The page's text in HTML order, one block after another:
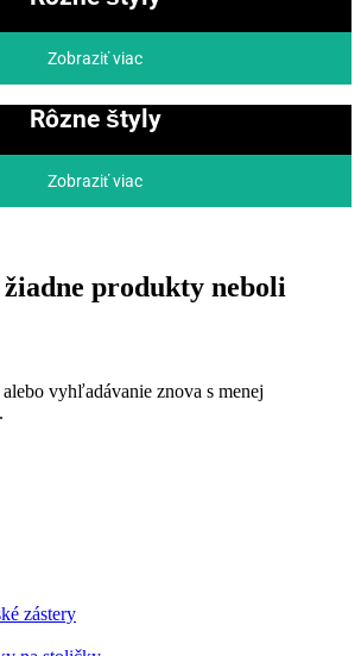
Zobraziť viac
Rôzne štyly
Zobraziť viac
produkty neboli
vyhľadávanie znova s menej
zástery